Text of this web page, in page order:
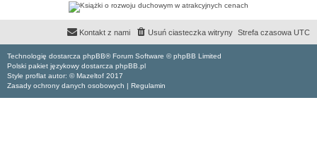
Strefa czasowa UTC
Usuń ciasteczka witryny
Kontakt z nami
Technologię dostarcza phpBB® Forum Software © phpBB Limited
Polski pakiet językowy dostarcza phpBB.pl
Style proflat autor: ©Mazeltof 2017
Zasady ochrony danych osobowych | Regulamin